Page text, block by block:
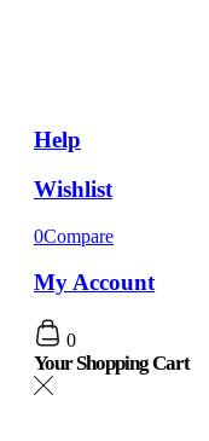
Help
Wishlist
0Compare
My Account
0
Your Shopping Cart